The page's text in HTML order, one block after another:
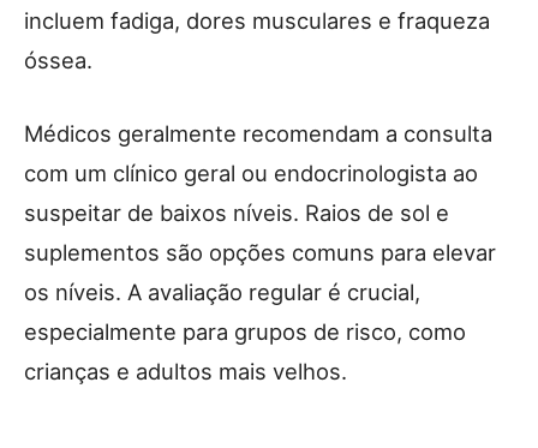
incluem fadiga, dores musculares e fraqueza
óssea.
Médicos geralmente recomendam a consulta
com um clínico geral ou endocrinologista ao
suspeitar de baixos níveis. Raios de sol e
suplementos são opções comuns para elevar
os níveis. A avaliação regular é crucial,
especialmente para grupos de risco, como
crianças e adultos mais velhos.